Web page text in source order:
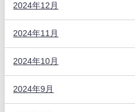
2024年12月
2024年11月
2024年10月
2024年9月